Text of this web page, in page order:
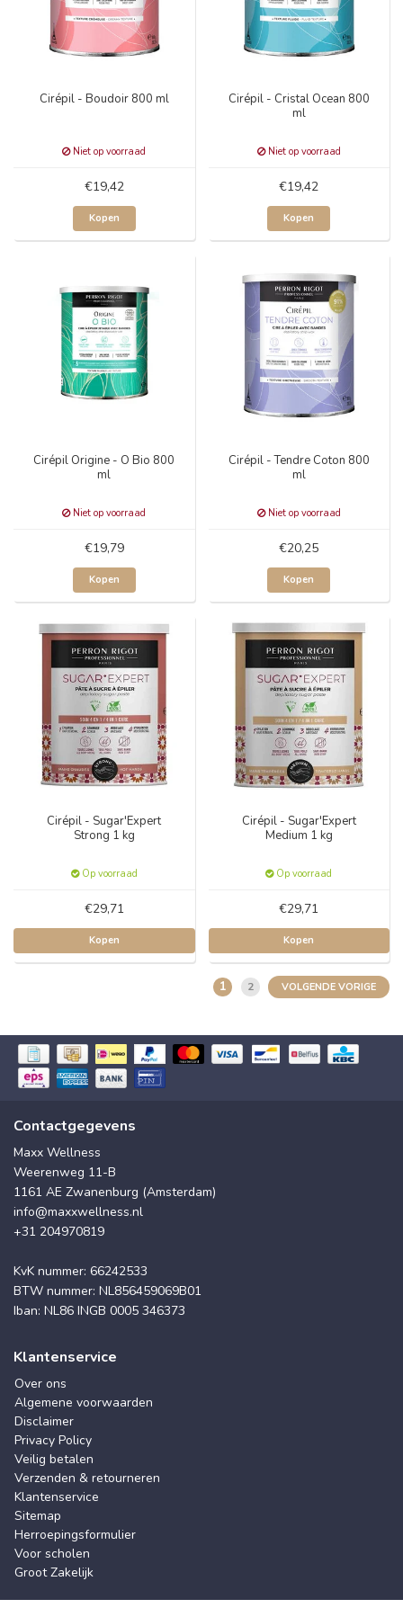
Cirépil - Boudoir 800 ml
Niet op voorraad
€19,42
Kopen
Cirépil - Cristal Ocean 800
ml
Niet op voorraad
€19,42
Kopen
Cirépil Origine - O Bio 800
ml
Niet op voorraad
€19,79
Kopen
Cirépil - Tendre Coton 800
ml
Niet op voorraad
€20,25
Kopen
Cirépil - Sugar'Expert
Strong 1 kg
Op voorraad
€29,71
Kopen
Cirépil - Sugar'Expert
Medium 1 kg
Op voorraad
€29,71
Kopen
1 2 VOLGENDE VORIGE
Contactgegevens
Maxx Wellness
Weerenweg 11-B
1161 AE Zwanenburg (Amsterdam)
info@maxxwellness.nl
+31 204970819
KvK nummer: 66242533
BTW nummer: NL856459069B01
Iban: NL86 INGB 0005 346373
Klantenservice
Over ons
Algemene voorwaarden
Disclaimer
Privacy Policy
Veilig betalen
Verzenden & retourneren
Klantenservice
Sitemap
Herroepingsformulier
Voor scholen
Groot Zakelijk